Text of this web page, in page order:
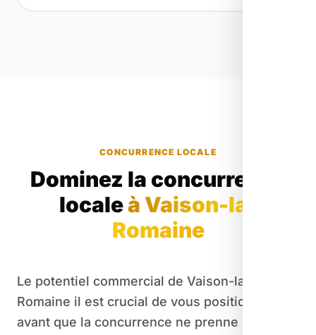
CONCURRENCE LOCALE
Dominez la concurrence
localeà Vaison-la-
Romaine
Le potentiel commercial de Vaison-la-
Romaine il est crucial de vous positionner
avant que la concurrence ne prenne